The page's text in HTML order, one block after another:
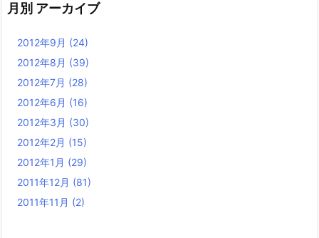
月別 アーカイブ
2012年9月 (24)
2012年8月 (39)
2012年7月 (28)
2012年6月 (16)
2012年3月 (30)
2012年2月 (15)
2012年1月 (29)
2011年12月 (81)
2011年11月 (2)